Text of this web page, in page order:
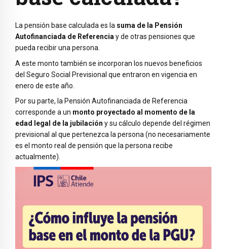
La pensión base calculada es la suma de la Pensión
Autofinanciada de Referencia y de otras pensiones que
pueda recibir una persona.
A este monto también se incorporan los nuevos beneficios
del Seguro Social Previsional que entraron en vigencia en
enero de este año.
Por su parte, la Pensión Autofinanciada de Referencia
corresponde a un monto proyectado al momento de la
edad legal de la jubilación y su cálculo depende del régimen
previsional al que pertenezca la persona (no necesariamente
es el monto real de pensión que la persona recibe
actualmente).